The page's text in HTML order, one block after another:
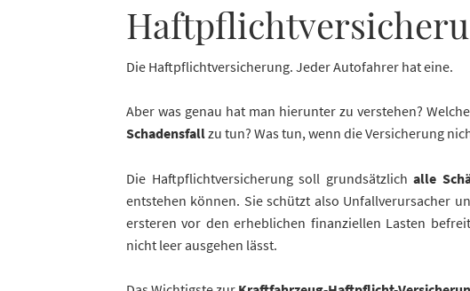
Die Haftpflichtversicherung. Jeder Autofahrer hat eine.
Aber was genau hat man hierunter zu verstehen?
Schadensfallzu tun? Was tun, wenn die Versicherung
Die Haftpflichtversicherung soll grundsätzlichalle
entstehen können. Sie schützt also Unfallverursacher
ersteren vor den erheblichen finanziellen Lasten
nicht leer ausgehen lässt.